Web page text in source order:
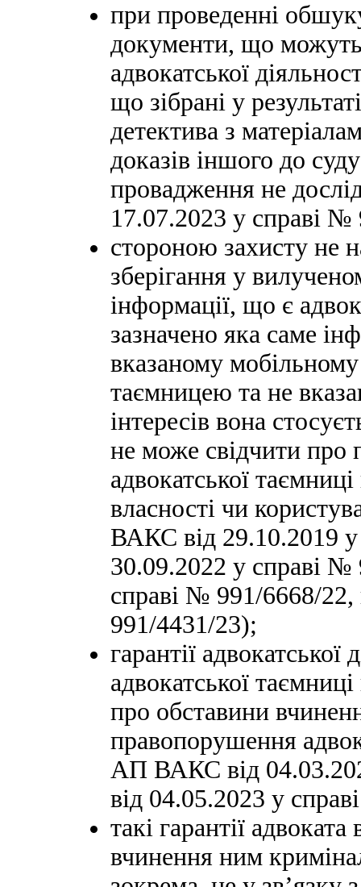
при проведенні
документи, що
адвокатської
що зібрані у
детектива з
доказів іншого до
провадження не
17.07.2023 у справі
стороною захисту не
зберігання у
інформації, що є
зазначено яка саме
вказаному
таємницею та не
інтересів вона
не може свідчити про
адвокатської
власності чи
ВАКС від 29.10.2019
30.09.2022 у справі №
справі № 991/6668/22,
991/4431/23);
гарантії адвокатської
адвокатської
про обставини
правопорушення
АП ВАКС від
від 04.05.2023 у
такі гарантії
вчинення ним